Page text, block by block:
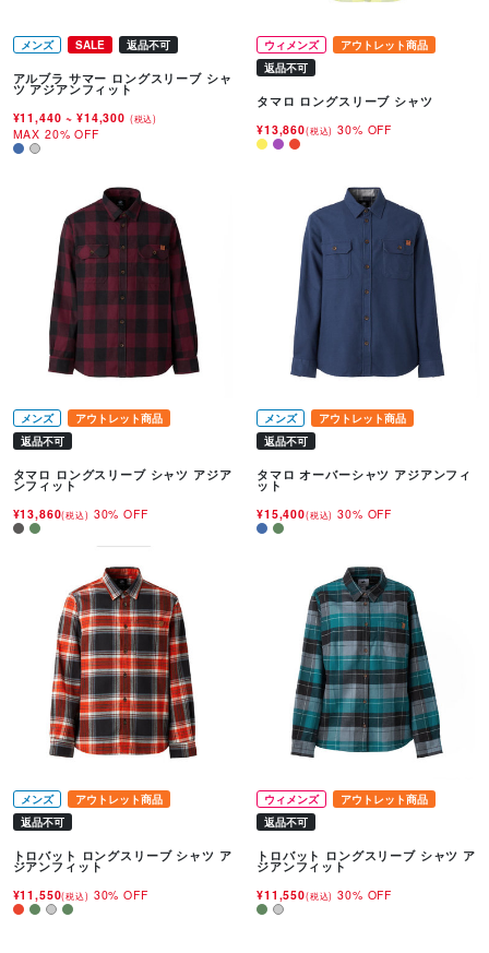
メンズ SALE 返品不可
アルブラ サマー ロングスリーブ シャ
ツ アジアンフィット
¥11,440~ ¥14,300 (税込)
MAX 20% OFF
ウィメンズ
アウトレット商品
返品不可
タマロ ロングスリーブ シャツ
¥13,860(税込) 30% OFF
メンズ
アウトレット商品
返品不可
タマロ ロングスリーブ シャツ アジア
ンフィット
¥13,860(税込) 30% OFF
メンズ
アウトレット商品
返品不可
タマロ オーバーシャツ アジアンフィ
ット
¥15,400(税込) 30% OFF
メンズ
アウトレット商品
返品不可
トロバット ロングスリーブ シャツ ア
ジアンフィット
¥11,550(税込) 30% OFF
ウィメンズ
アウトレット商品
返品不可
トロバット ロングスリーブ シャツ ア
ジアンフィット
¥11,550(税込) 30% OFF